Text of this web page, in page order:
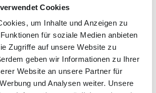
Cookies
um Inhalte und Anzeigen zu
für soziale Medien anbieten
Zugriffe auf unsere Website zu
geben wir Informationen zu Ihrer
Website an unsere Partner für
und Analysen weiter. Unsere